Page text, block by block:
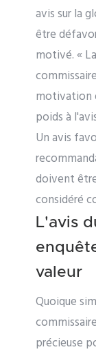
avis sur la
être
motivé. «
motivation
poids à
Un avis
doivent
considéré
L'avis
valeur
Quoique
précieuse